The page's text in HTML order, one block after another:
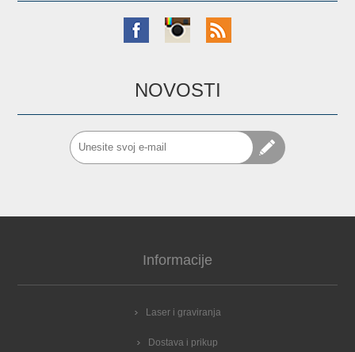
NOVOSTI
Informacije
Laser i graviranja
Dostava i prikup